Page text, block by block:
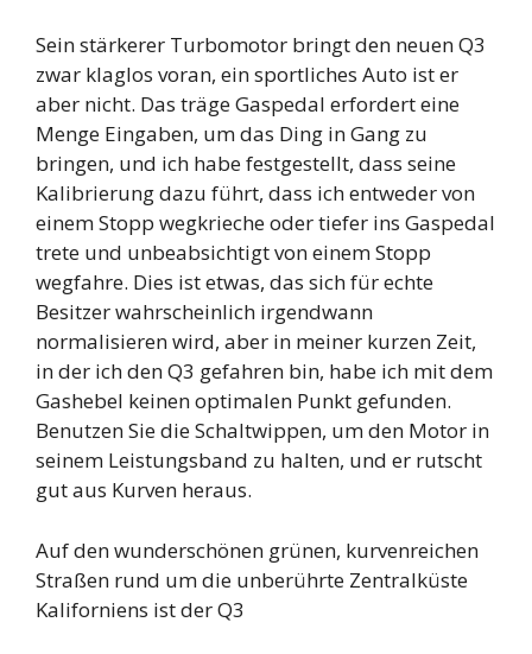
Sein stärkerer Turbomotor bringt den neuen Q3
zwar klaglos voran, ein sportliches Auto ist er
aber nicht. Das träge Gaspedal erfordert eine
Menge Eingaben, um das Ding in Gang zu
bringen, und ich habe festgestellt, dass seine
Kalibrierung dazu führt, dass ich entweder von
einem Stopp wegkrieche oder tiefer ins Gaspedal
trete und unbeabsichtigt von einem Stopp
wegfahre. Dies ist etwas, das sich für echte
Besitzer wahrscheinlich irgendwann
normalisieren wird, aber in meiner kurzen Zeit,
in der ich den Q3 gefahren bin, habe ich mit dem
Gashebel keinen optimalen Punkt gefunden.
Benutzen Sie die Schaltwippen, um den Motor in
seinem Leistungsband zu halten, und er rutscht
gut aus Kurven heraus.
Auf den wunderschönen grünen, kurvenreichen
Straßen rund um die unberührte Zentralküste
Kaliforniens ist der Q3